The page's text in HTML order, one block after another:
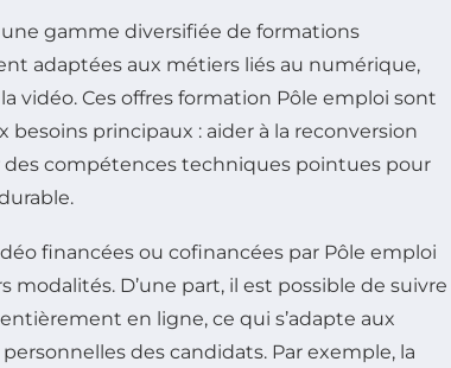
gamme diversifiée de formations
adaptées aux métiers liés au numérique,
vidéo. Ces offres formation Pôle emploi sont
principaux : aider à la reconversion
compétences techniques pointues pour
financées ou cofinancées par Pôle emploi
modalités. D’une part, il est possible de suivre
en ligne, ce qui s’adapte aux
des candidats. Par exemple, la